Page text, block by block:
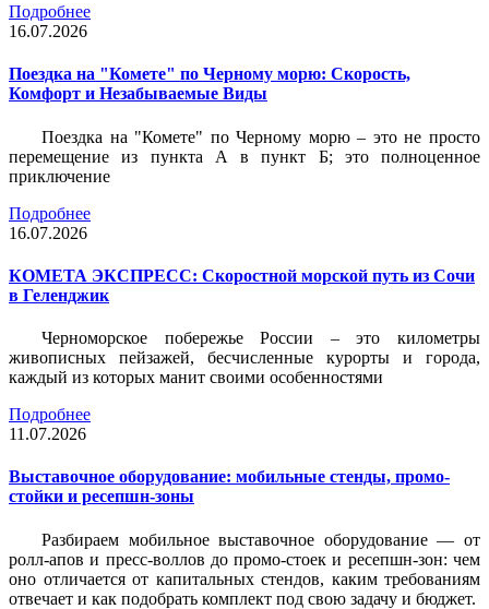
Подробнее
16.07.2026
Поездка на "Комете" по Черному морю: Скорость,
Комфорт и Незабываемые Виды
Поездка на "Комете" по Черному морю – это не просто
перемещение из пункта А в пункт Б; это полноценное
приключение
Подробнее
16.07.2026
КОМЕТА ЭКСПРЕСС: Скоростной морской путь из Сочи
в Геленджик
Черноморское побережье России – это километры
живописных пейзажей, бесчисленные курорты и города,
каждый из которых манит своими особенностями
Подробнее
11.07.2026
Выставочное оборудование: мобильные стенды, промо-
стойки и ресепшн-зоны
Разбираем мобильное выставочное оборудование — от
ролл-апов и пресс-воллов до промо-стоек и ресепшн-зон: чем
оно отличается от капитальных стендов, каким требованиям
отвечает и как подобрать комплект под свою задачу и бюджет.